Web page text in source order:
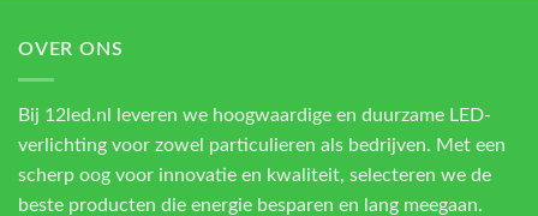
OVER ONS
Bij 12led.nl leveren we hoogwaardige en duurzame LED-
verlichting voor zowel particulieren als bedrijven. Met een
scherp oog voor innovatie en kwaliteit, selecteren we de
beste producten die energie besparen en lang meegaan.